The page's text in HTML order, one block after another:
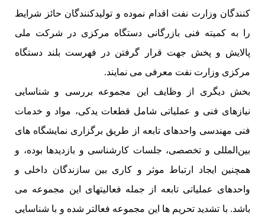
کنندگان وزارت نفت اقدام نموده و تولیدکنندگان حائز شرایط
را به کمیته فنی بازرگانی دستگاه مرکزی در شرکت ملی
پالایش و پخش جهت قرار گرفتن در فهرست بلند دستگاه
مرکزی وزارت نفت معرفی می نمایند.
بخش دیگری از وظایف این مجموعه بررسی و شناسایی
نیازهای فنی و عملیاتی شامل قطعات یدکی، مواد و خدمات
فنی مهندسی واحدهای تابعه از طریق برگزاری نمایشگاه های
بین‌المللی و تخصصی، جلسات کارشناسی و بازدیدها بوده، و
همچنین ایجاد ارتباط موثر و کاری بین سازندگان داخلی و
واحدهای عملیاتی تابعه از جمله فعالیتهای این مجموعه می
باشد. با تشدید تحریم ها این مجموعه فعالتر شده و با شناسایی